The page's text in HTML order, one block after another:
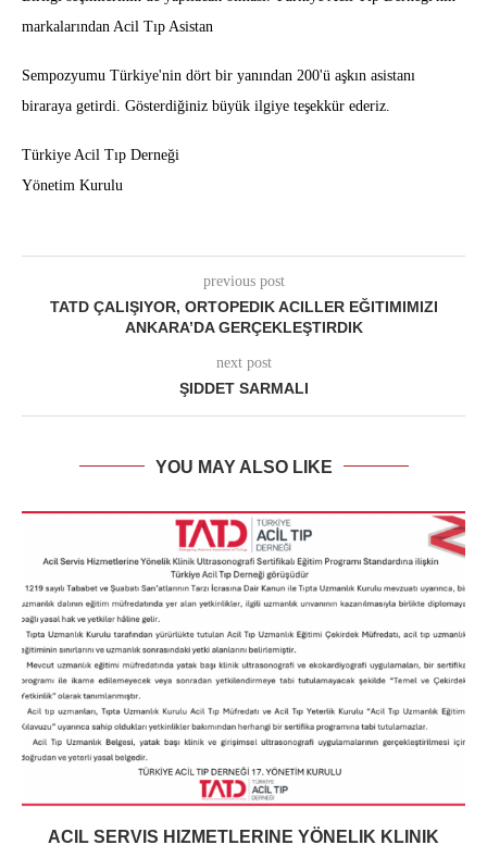
markalarından Acil Tıp Asistan
Sempozyumu Türkiye'nin dört bir yanından 200'ü aşkın asistanı
biraraya getirdi. Gösterdiğiniz büyük ilgiye teşekkür ederiz.
Türkiye Acil Tıp Derneği
Yönetim Kurulu
previous post
TATD ÇALIŞIYOR, ORTOPEDIK ACILLER EĞITIMIMIZI
ANKARA’DA GERÇEKLEŞTIRDIK
next post
ŞIDDET SARMALI
YOU MAY ALSO LIKE
ACIL SERVIS HIZMETLERINE YÖNELIK KLINIK